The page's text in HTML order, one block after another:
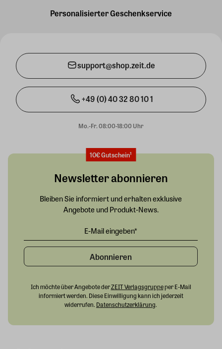
Personalisierter Geschenkservice
support@shop.zeit.de
+49 (0) 40 32 80 10 1
Mo.-Fr. 08:00-18:00 Uhr
10€ Gutschein¹
Newsletter abonnieren
Bleiben Sie informiert und erhalten exklusive
Angebote und Produkt-News.
Abonnieren
Ich möchte über Angebote derZEIT Verlagsgruppeper E-Mail
informiert werden. Diese Einwilligung kann ich jederzeit
widerrufen. Datenschutzerklärung.